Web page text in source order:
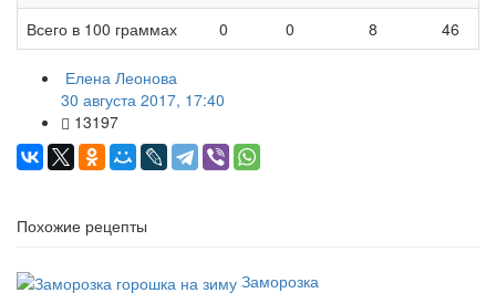
Всего в 100 граммах
0 0 8 46
Елена Леонова
30 августа 2017, 17:40
13197
Похожие рецепты
Заморозка